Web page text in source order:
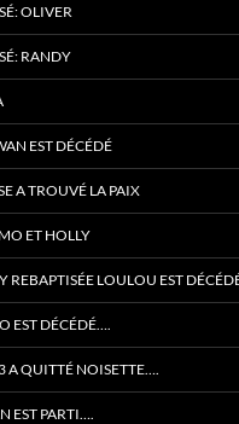
OLIVER
RANDY
EST DÉCÉDÉ
A TROUVÉ LA PAIX
ET HOLLY
REBAPTISÉE LOULOU EST
EST DÉCÉDÉ….
A QUITTÉ NOISETTE….
EST PARTI….